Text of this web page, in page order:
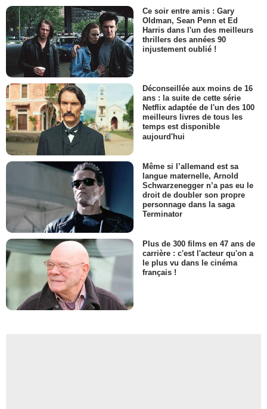
Ce soir entre amis : Gary
Oldman, Sean Penn et Ed
Harris dans l'un des meilleurs
thrillers des années 90
injustement oublié !
Déconseillée aux moins de 16
ans : la suite de cette série
Netflix adaptée de l'un des 100
meilleurs livres de tous les
temps est disponible
aujourd'hui
Même si l’allemand est sa
langue maternelle, Arnold
Schwarzenegger n’a pas eu le
droit de doubler son propre
personnage dans la saga
Terminator
Plus de 300 films en 47 ans de
carrière : c'est l'acteur qu'on a
le plus vu dans le cinéma
français !